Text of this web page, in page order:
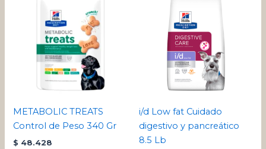
METABOLIC TREATS
Control de Peso 340 Gr
$ 48.428
i/d Low fat Cuidado
digestivo y pancreático
8.5 Lb